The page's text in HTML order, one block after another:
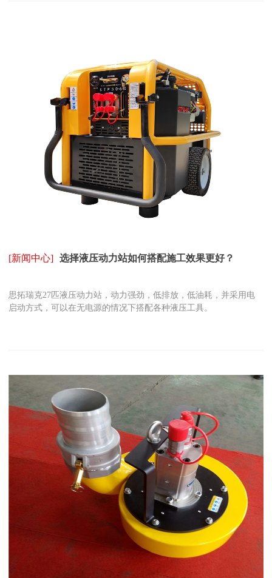
[新闻中心] 选择液压动力站如何搭配施工效果更好？
思拓瑞克27匹液压动力站，动力强劲，低排放，低油耗，并采用电
启动方式，可以在无电源的情况下搭配各种液压工具。